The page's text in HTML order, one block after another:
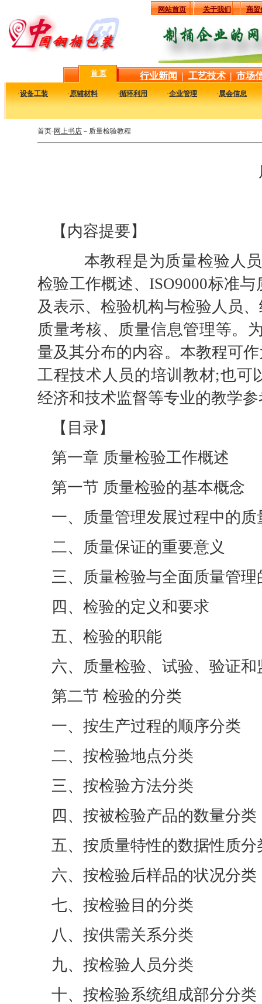
网站首页 关于我们 商贸
首 页 行业新闻 | 工艺技术 | 市场
·设备工装 ·原辅材料 ·循环利用 ·企业管理 ·展会信息
首页-网上书店 － 质量检验教程
【内容提要】
本教程是为质量检验人员
检验工作概述、ISO9000标准
及表示、检验机构与检验人员
质量考核、质量信息管理等。
量及其分布的内容。本教程可
工程技术人员的培训教材;也可
经济和技术监督等专业的教学
【目录】
第一章 质量检验工作概述
第一节 质量检验的基本概念
一、质量管理发展过程中的质
二、质量保证的重要意义
三、质量检验与全面质量管理
四、检验的定义和要求
五、检验的职能
六、质量检验、试验、验证和
第二节 检验的分类
一、按生产过程的顺序分类
二、按检验地点分类
三、按检验方法分类
四、按被检验产品的数量分类
五、按质量特性的数据性质分
六、按检验后样品的状况分类
七、按检验目的分类
八、按供需关系分类
九、按检验人员分类
十、按检验系统组成部分分类